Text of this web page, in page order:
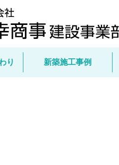
り 新築施工事例